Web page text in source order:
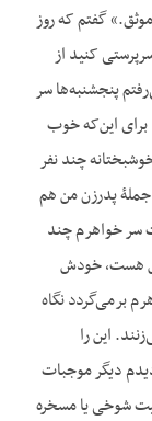
گفتم که روز
کنید از
پنجشنبه‌ها سر
برای این‌که خوب
چند نفر
پدرزن من هم
سر خواهرم چند
هست، خودش
برمی‌گردد نگاه
این را
دیگر موجبات
شوخی یا مسخره